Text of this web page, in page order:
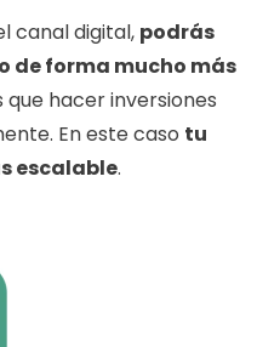
canal digital, podrás
de forma mucho más
que hacer inversiones
En este caso tu
escalable.